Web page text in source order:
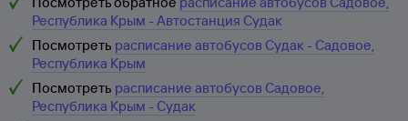
Республика Крым - Автостанция Судак
Посмотреть расписание автобусов Судак - Садовое,
Республика Крым
Посмотреть расписание автобусов Садовое,
Республика Крым - Судак